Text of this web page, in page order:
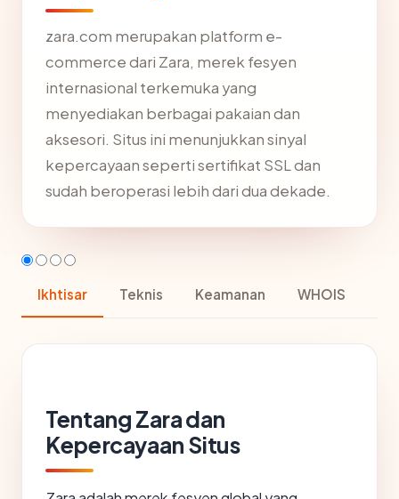
zara.com merupakan platform e-
commerce dari Zara, merek fesyen
internasional terkemuka yang
menyediakan berbagai pakaian dan
aksesori. Situs ini menunjukkan sinyal
kepercayaan seperti sertifikat SSL dan
sudah beroperasi lebih dari dua dekade.
Ikhtisar Teknis Keamanan WHOIS
Tentang Zara dan
Kepercayaan Situs